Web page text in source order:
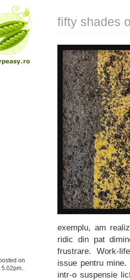
on
5.02pm
fifty shades
exemplu, am
ridic din pat
frustrare. Work-
issue pentru
intr-o suspensie